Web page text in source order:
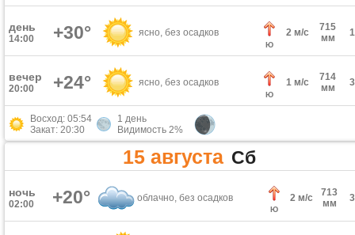
день
14:00 +30° ясно, без осадков
Ю
2 м/с
715
мм
вечер
20:00 +24° ясно, без осадков
Ю
1 м/с
714
мм
Восход: 05:54
Закат: 20:30
1 день
Видимость 2%
15 августа Сб
ночь
02:00 +20° облачно, без осадков
Ю
2 м/с
713
мм